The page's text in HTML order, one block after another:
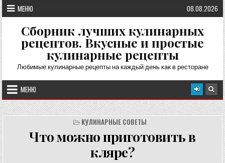
Перейти
к
содержимому
МЕНЮ 08.08.2026
Сборник лучших кулинарных
рецептов. Вкусные и простые
кулинарные рецепты
Любимые кулинарные рецепты на каждый день как в ресторане
МЕНЮ
КУЛИНАРНЫЕ СОВЕТЫ
Что можно приготовить в
кляре?